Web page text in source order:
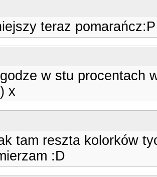
teraz pomarańcz:P
w stu procentach
x
tam reszta kolorków
:D